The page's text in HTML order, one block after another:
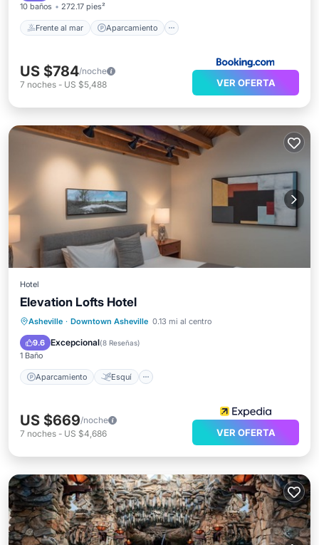
10 baños 272.17 pies²
Frente al mar Aparcamiento
US $784/noche
7 noches - US $5,488 VER OFERTA
Hotel
Elevation Lofts Hotel
Asheville · Downtown Asheville 0.13 mi al centro
9.6 Excepcional(8 Reseñas)
1 Baño
Aparcamiento Esquí
Aparcamiento Esquí
Cocina
Aire acondicionado
US $669/noche
7 noches - US $4,686 VER OFERTA